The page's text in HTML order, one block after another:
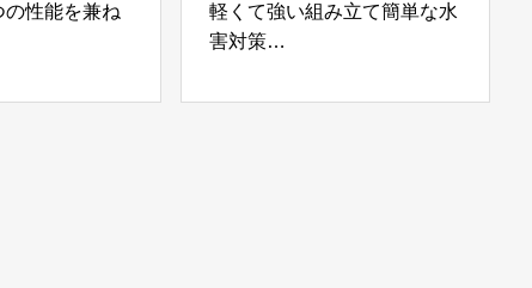
の性能を兼ね
軽くて強い組み立て簡単な水
害対策
ー」